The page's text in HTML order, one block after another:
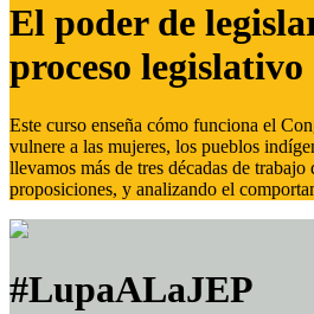
El poder de
proceso legislativo
Este curso enseña cómo funciona el
vulnere a las mujeres, los pueblos
llevamos más de tres décadas de
proposiciones, y analizando el
#LupaALaJEP